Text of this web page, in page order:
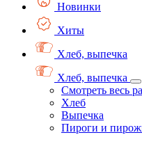
Новинки
Хиты
Хлеб, выпечка
Хлеб, выпечка
Смотреть весь
Хлеб
Выпечка
Пироги и